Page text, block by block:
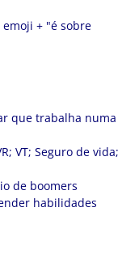
emoji + "é sobre
que trabalha numa
VT; Seguro de vida;
de boomers
habilidades